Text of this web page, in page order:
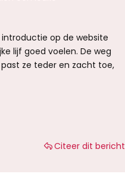
op de website
lijf goed voelen. De weg
ze teder en zacht toe,
Citeer dit bericht